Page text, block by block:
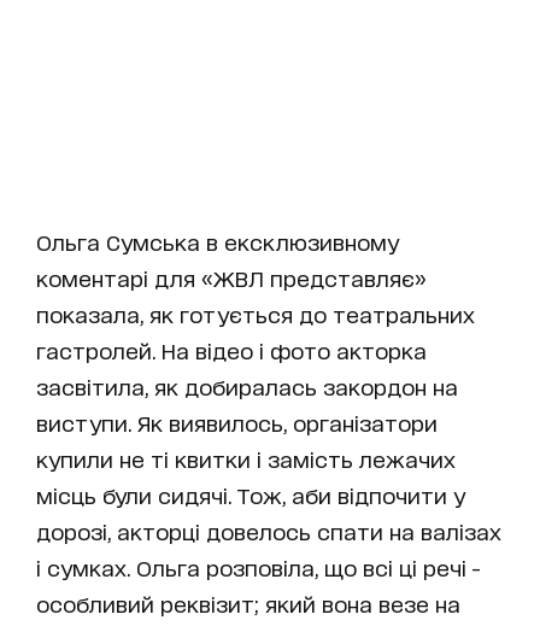
Ольга Сумська в ексклюзивному
коментарі для «ЖВЛ представляє»
показала, як готується до театральних
гастролей. На відео і фото акторка
засвітила, як добиралась закордон на
виступи. Як виявилось, організатори
купили не ті квитки і замість лежачих
місць були сидячі. Тож, аби відпочити у
дорозі, акторці довелось спати на валізах
і сумках. Ольга розповіла, що всі ці речі -
особливий реквізит; який вона везе на